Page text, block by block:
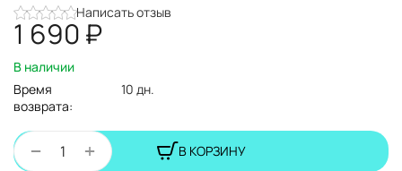
Написать отзыв
1 690₽
В наличии
Время
возврата:
10 дн.
+
−
В КОРЗИНУ